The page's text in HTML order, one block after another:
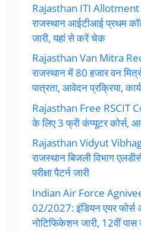
Rajasthan ITI
राजस्थान आईटीआई प्रथम
जारी, यहां से करें चेक
Rajasthan Van Mitra
राजस्थान में 80 हजार वन
पात्रता, आवेदन प्रक्रिया,
Rajasthan Free RSCIT
के लिए 3 फ्री कंप्यूटर
Rajasthan Vidyut
राजस्थान बिजली विभाग
परीक्षा पैटर्न जारी
Indian Air Force
02/2027: इंडियन एयर फोर्स
नोटिफिकेशन जारी, 12वीं